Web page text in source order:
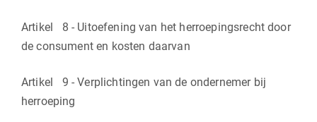
Artikel 8 - Uitoefening van het herroepingsrecht door
de consument en kosten daarvan
Artikel 9 - Verplichtingen van de ondernemer bij
herroeping